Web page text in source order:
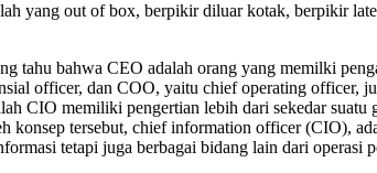
yang out of box, berpikir diluar kotak, berpikir
tahu bahwa CEO adalah orang yang memilki
officer, dan COO, yaitu chief operating officer,
CIO memiliki pengertian lebih dari sekedar
konsep tersebut, chief information officer (CIO),
tetapi juga berbagai bidang lain dari operasi